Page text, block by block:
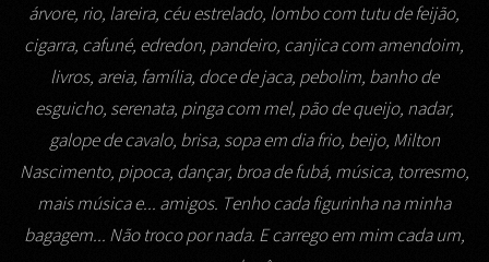
árvore, rio, lareira, céu estrelado, lombo com tutu de feijão,
cigarra, cafuné, edredon, pandeiro, canjica com amendoim,
livros, areia, família, doce de jaca, pebolim, banho de
esguicho, serenata, pinga com mel, pão de queijo, nadar,
galope de cavalo, brisa, sopa em dia frio, beijo, Milton
Nascimento, pipoca, dançar, broa de fubá, música, torresmo,
mais música e... amigos. Tenho cada figurinha na minha
bagagem... Não troco por nada. E carrego em mim cada um,